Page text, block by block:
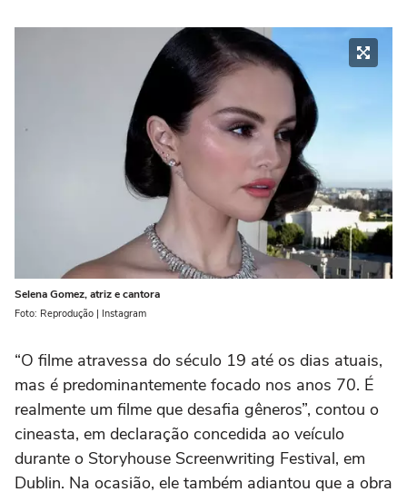
Selena Gomez, atriz e cantora
Foto: Reprodução | Instagram
“O filme atravessa do século 19 até os dias atuais,
mas é predominantemente focado nos anos 70. É
realmente um filme que desafia gêneros”, contou o
cineasta, em declaração concedida ao veículo
durante o Storyhouse Screenwriting Festival, em
Dublin. Na ocasião, ele também adiantou que a obra